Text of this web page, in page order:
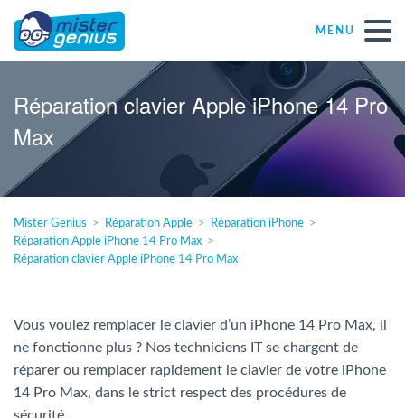
MENU
Réparations – Dépannages
Magasins informatiques toutes marques
Particulier
Indépendant
Réparation clavier Apple iPhone 14 Pro
Max
Mister Genius Réparation Apple
Réparation iPhone
Réparation Apple iPhone 14 Pro Max
Réparation clavier Apple iPhone 14 Pro Max
Vous voulez remplacer le clavier d’un iPhone 14 Pro Max, il
ne fonctionne plus ? Nos techniciens IT se chargent de
réparer ou remplacer rapidement le clavier de votre iPhone
14 Pro Max, dans le strict respect des procédures de